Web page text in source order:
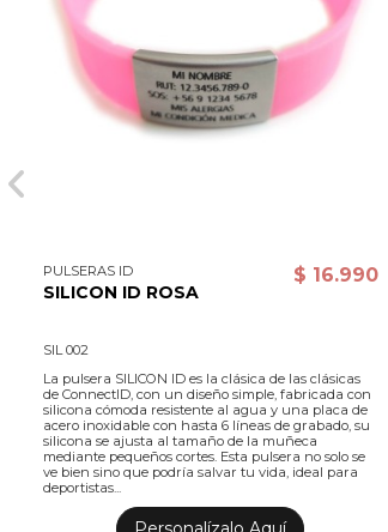
PULSERAS ID
SILICON ID ROSA
SIL 002
$ 16.990
La pulsera SILICON ID es la clásica de las clásicas
de ConnectID, con un diseño simple, fabricada con
silicona cómoda resistente al agua y una placa de
acero inoxidable con hasta 6 líneas de grabado, su
silicona se ajusta al tamaño de la muñeca
mediante pequeños cortes. Esta pulsera no solo se
ve bien sino que podría salvar tu vida, ideal para
deportistas...